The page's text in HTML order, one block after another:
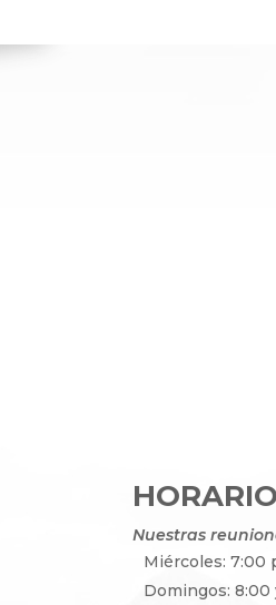
Nuestras
Miércoles: 7:00
Domingos: 8:00